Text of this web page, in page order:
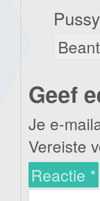
Geef
Je e-
Vereiste
Reactie *